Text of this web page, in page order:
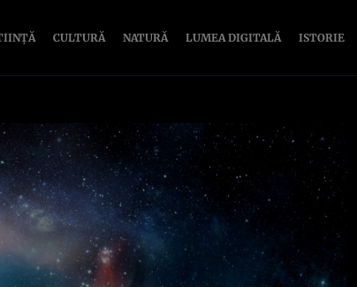
CULTURĂ NATURĂ LUMEA DIGITALĂ ISTORIE